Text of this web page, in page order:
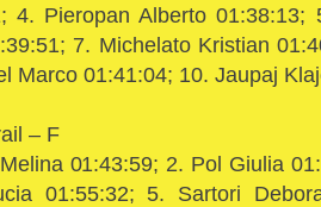
4. Pieropan Alberto
7. Michelato Kristian
Marco 01:41:04; 10. Jaupaj
– F
01:43:59; 2. Pol Giulia
01:55:32; 5. Sartori